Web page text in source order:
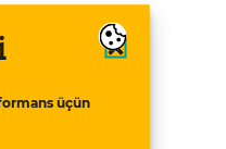
üçün